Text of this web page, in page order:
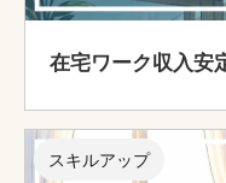
在宅ワーク収入安
スキルアップ